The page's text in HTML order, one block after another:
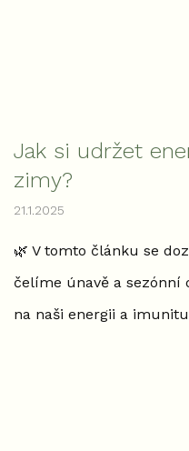
Jak si udržet
zimy?
21.1.2025
🌿 V tomto článku se
čelíme únavě a sezónní
na naši energii a